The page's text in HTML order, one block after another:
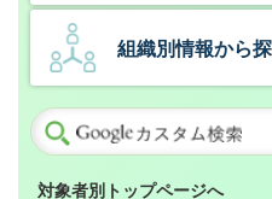
組織別情報から
対象者別トップページへ